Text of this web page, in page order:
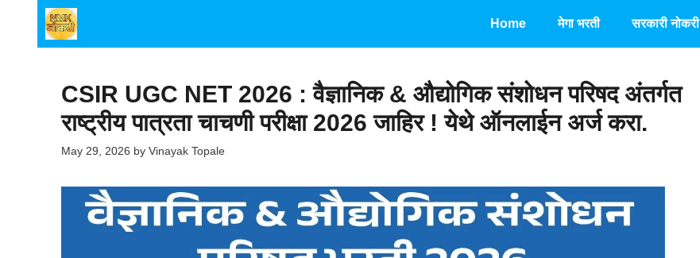
content
Home मेगा भरती सरकारी नोकरी
CSIR UGC NET 2026 : वैज्ञानिक & औद्योगिक संशोधन परिषद अंतर्गत
राष्ट्रीय पात्रता चाचणी परीक्षा 2026 जाहिर ! येथे ऑनलाईन अर्ज करा.
May 29, 2026 by Vinayak Topale